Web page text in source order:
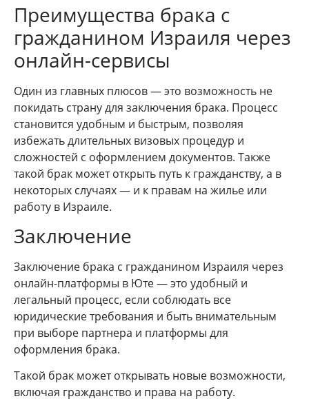
Преимущества брака с
гражданином Израиля через
онлайн-сервисы
Один из главных плюсов — это возможность не
покидать страну для заключения брака. Процесс
становится удобным и быстрым, позволяя
избежать длительных визовых процедур и
сложностей с оформлением документов. Также
такой брак может открыть путь к гражданству, а в
некоторых случаях — и к правам на жилье или
работу в Израиле.
Заключение
Заключение брака с гражданином Израиля через
онлайн-платформы в Юте — это удобный и
легальный процесс, если соблюдать все
юридические требования и быть внимательным
при выборе партнера и платформы для
оформления брака.
Такой брак может открывать новые возможности,
включая гражданство и права на работу.